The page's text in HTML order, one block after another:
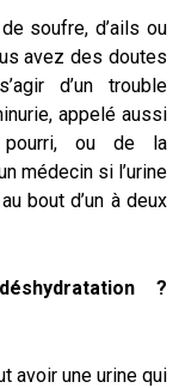
soufre, d’ails ou
avez des doutes
d’un trouble
appelé aussi
pourri, ou de la
médecin si l’urine
bout d’un à deux
?
avoir une urine qui